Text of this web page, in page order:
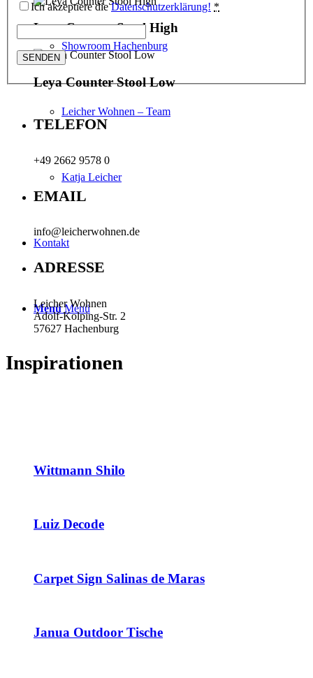
Showroom Hachenburg
Leicher Wohnen – Team
Katja Leicher
Kontakt
Menü Menü
Leya Counter Stool High
Leya Counter Stool Low
Ich akzeptiere dieDatenschutzerklärung! *
TELEFON
+49 2662 9578 0
EMAIL
info@leicherwohnen.de
ADRESSE
Leicher Wohnen
Adolf-Kolping-Str. 2
57627 Hachenburg
Inspirationen
Wittmann Shilo
Luiz Decode
Carpet Sign Salinas de Maras
Janua Outdoor Tische